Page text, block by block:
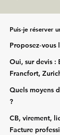
Puis‑je réserver
Proposez‑vous
Oui, sur devis :
Francfort,
Quels moyens
?
CB, virement,
Facture